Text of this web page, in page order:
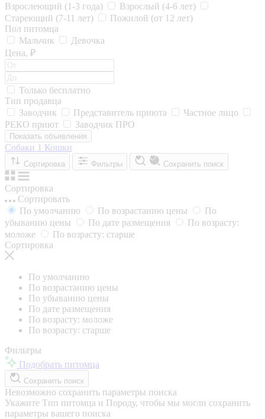
Взрослеющий (1-3 года)
Взрослый (4-6 лет)
Стареющий (7-11 лет)
Пожилой (от 12 лет)
Пол питомца
Мальчик
Девочка
Цена, ₽
Только бесплатно
Тип продавца
Заводчик
Представитель приюта
Частное лицо
РЕКО приют
Заводчик ПРО
Показать объявления
Собаки 1 Кошки
Сортировка Фильтры Сохранить поиск
Сортировка
Сортировать
По умолчанию
По возрастанию цены
По
убыванию цены
По дате размещения
По возрасту:
моложе
По возрасту: старше
Сортировка
По умолчанию
По возрастанию цены
По убыванию цены
По дате размещения
По возрасту: моложе
По возрасту: старше
Фильтры
Подобрать питомца
Сохранить поиск
Невозможно сохранить параметры поиска
Укажите Тип питомца и Породу, чтобы мы могли сохранить
параметры вашего поиска